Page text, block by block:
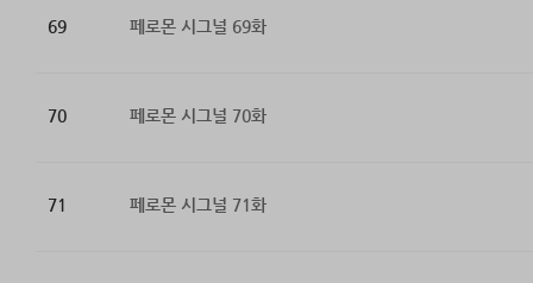
69 페로몬 시그널 69화
70 페로몬 시그널 70화
71 페로몬 시그널 71화